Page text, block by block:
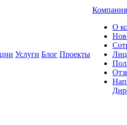
Услуги Блог Проекты
Компания
О